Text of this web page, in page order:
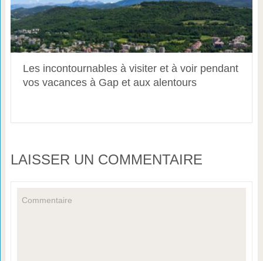
Les incontournables à visiter et à voir pendant
vos vacances à Gap et aux alentours
LAISSER UN COMMENTAIRE